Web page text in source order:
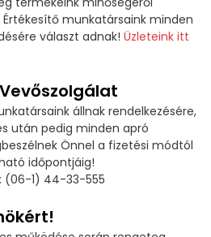
munkatársaink minden
választ adnak! Üzleteink itt
állnak rendelkezésére,
után pedig minden apró
Önnel a fizetési módtól
időpontjáig!
(06-1) 44-33-555